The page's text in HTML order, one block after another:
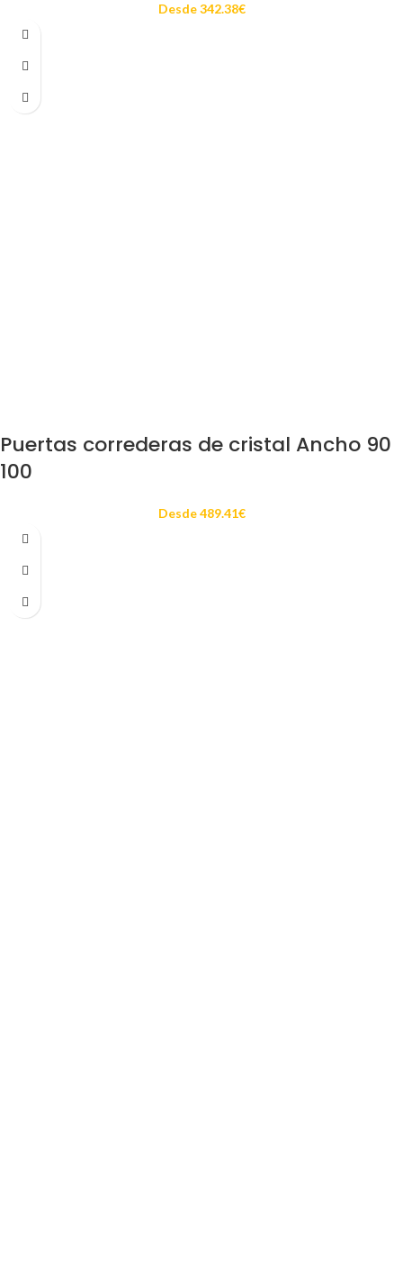
Desde 342.38€
Puertas correderas de cristal Ancho 90
100
Desde 489.41€